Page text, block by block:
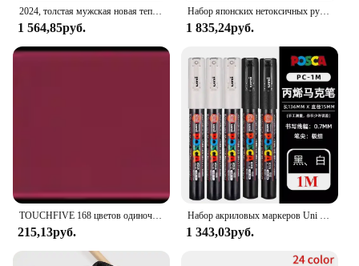
2024, толстая мужская новая теплая куртка-паркер, зимняя повседневная мужская куртка, брендовая мужская ветрозащитная хлопковая куртка-пуховик для гольфа
1 564,85руб.
Набор японских нетоксичных ручек-маркеров Posca, используемых в разных материалах, безопасных для бумаги, стекла, холста, керамики, пластика
1 835,24руб.
TOUCHFIVE 168 цветов одиночные художественные маркеры Кисть ручка эскиз на спиртовой основе маркеры двойная головка манга ручки для рисования товары для рукоделия
215,13руб.
Набор акриловых маркеров Uni Posca, 5/8/12/16 шт. Marcadores, художественные маркеры для наскальной живописи, ткани, граффити, художников, рукоделия, манги
1 343,03руб.